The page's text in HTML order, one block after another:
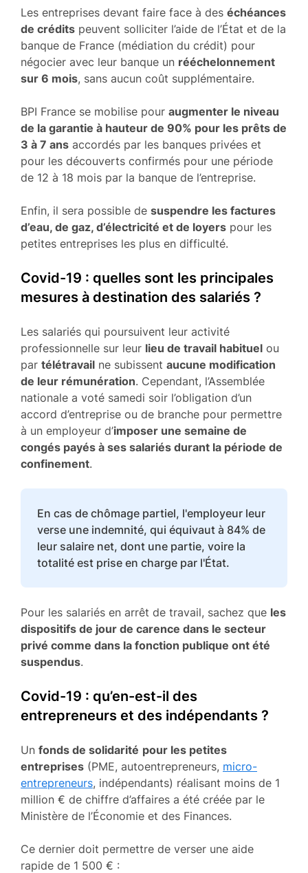
Les entreprises devant faire face à des échéances
de crédits peuvent solliciter l’aide de l’État et de la
banque de France (médiation du crédit) pour
négocier avec leur banque un rééchelonnement
sur 6 mois, sans aucun coût supplémentaire.
BPI France se mobilise pour augmenter le niveau
de la garantie à hauteur de 90% pour les prêts de
3 à 7 ans accordés par les banques privées et
pour les découverts confirmés pour une période
de 12 à 18 mois par la banque de l’entreprise.
Enfin, il sera possible de suspendre les factures
d’eau, de gaz, d’électricité et de loyers pour les
petites entreprises les plus en difficulté.
Covid-19 : quelles sont les principales
mesures à destination des salariés ?
Les salariés qui poursuivent leur activité
professionnelle sur leur lieu de travail habituel ou
par télétravail ne subissent aucune modification
de leur rémunération. Cependant, l’Assemblée
nationale a voté samedi soir l’obligation d’un
accord d’entreprise ou de branche pour permettre
à un employeur d’imposer une semaine de
congés payés à ses salariés durant la période de
confinement.
En cas de chômage partiel, l'employeur leur
verse une indemnité, qui équivaut à 84% de
leur salaire net, dont une partie, voire la
totalité est prise en charge par l'État.
Pour les salariés en arrêt de travail, sachez que les
dispositifs de jour de carence dans le secteur
privé comme dans la fonction publique ont été
suspendus.
Covid-19 : qu’en-est-il des
entrepreneurs et des indépendants ?
Un fonds de solidarité pour les petites
entreprises (PME, autoentrepreneurs, micro-
entrepreneurs, indépendants) réalisant moins de 1
million € de chiffre d’affaires a été créée par le
Ministère de l’Économie et des Finances.
Ce dernier doit permettre de verser une aide
rapide de 1 500 € :